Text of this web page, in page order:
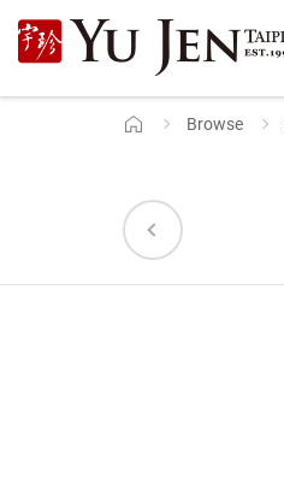
Yu
Jen
Taipei
Antique
Home Browse